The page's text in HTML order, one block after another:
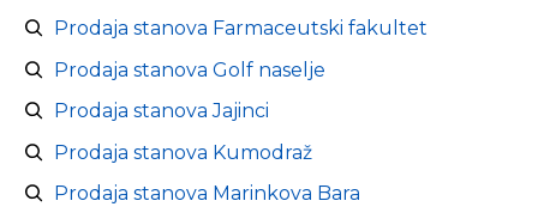
Prodaja stanova Farmaceutski fakultet
Prodaja stanova Golf naselje
Prodaja stanova Jajinci
Prodaja stanova Kumodraž
Prodaja stanova Marinkova Bara